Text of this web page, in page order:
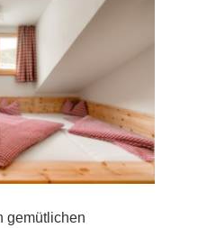
gemütlichen